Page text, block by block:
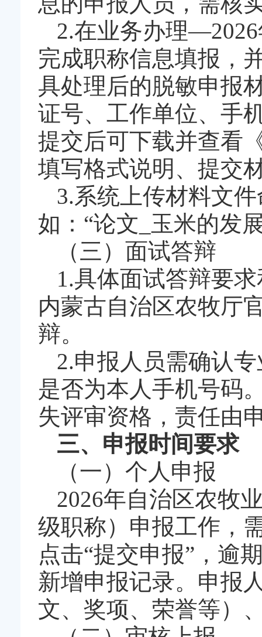
2.在业务办理
完成职称信息填报，
具处理后的脱敏申报
证号、工作单位、手
提交后可下载并查看
填写格式说明、提交
3.系统上传材料文
如：“论文_玉米的发
（三）面试答辩
1.具体面试答辩要
内蒙古自治区农牧厅
辩。
2.申报人员需确认
是否为本人手机号码
失评审资格，责任由
三、申报时间要求
（一）个人申报
2026年自治区农牧
级职称）申报工作，
点击“提交申报”，逾
新增申报记录。申报
文、奖项、荣誉等）